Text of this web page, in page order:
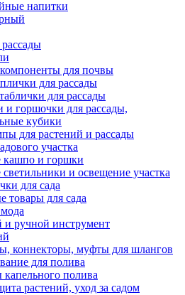
напитки
для почвы
для рассады
для рассады
и горшочки для рассады,
кубики
для растений и рассады
участка
кашпо и горшки
и освещение участка
для сада
товары для сада
ручной инструмент
коннекторы, муфты для шлангов
для полива
полива
растений, уход за садом